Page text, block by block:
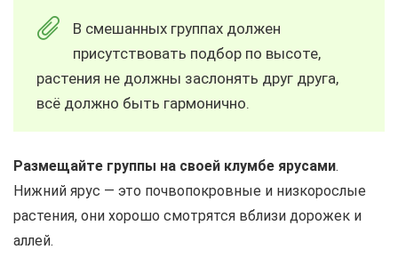
В смешанных группах должен
присутствовать подбор по высоте,
растения не должны заслонять друг друга,
всё должно быть гармонично.
Размещайте группы на своей клумбе ярусами.
Нижний ярус — это почвопокровные и низкорослые
растения, они хорошо смотрятся вблизи дорожек и
аллей.